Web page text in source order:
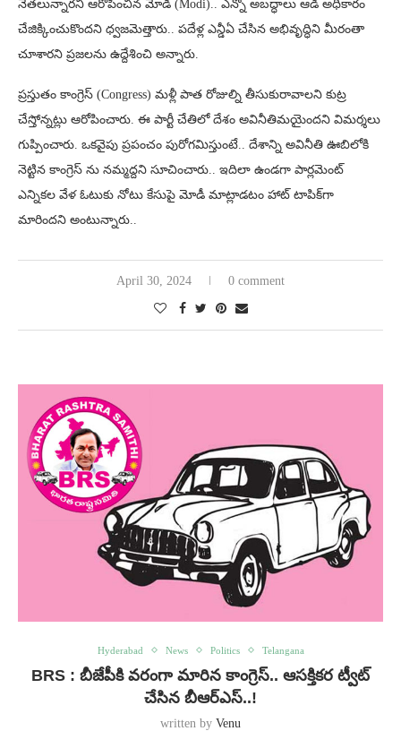
నేతలున్నారని ఆరోపించిన మోడీ (Modi).. ఎన్నో అబద్ధాలు ఆడి అధికారం
చేజిక్కించుకొందని ధ్వజమెత్తారు.. పదేళ్ల ఎన్డీఏ చేసిన అభివృద్ధిని మీరంతా
చూశారని ప్రజలను ఉద్దేశించి అన్నారు.
ప్రస్తుతం కాంగ్రెస్ (Congress) మళ్లీ పాత రోజుల్ని తీసుకురావాలని కుట్ర
చేస్తోన్నట్లు ఆరోపించారు. ఈ పార్టీ చేతిలో దేశం అవినీతిమయైందని విమర్శలు
గుప్పించారు. ఒకవైపు ప్రపంచం పురోగమిస్తుంటే.. దేశాన్ని అవినీతి ఊబిలోకి
నెట్టిన కాంగ్రెస్ ను నమ్మద్దని సూచించారు.. ఇదిలా ఉండగా పార్లమెంట్
ఎన్నికల వేళ ఓటుకు నోటు కేసుపై మోడీ మాట్లాడటం హాట్ టాపిక్‌గా
మారిందని అంటున్నారు..
April 30, 2024 0 comment
Hyderabad News Politics Telangana
BRS : బీజేపీకి వరంగా మారిన కాంగ్రెస్.. ఆసక్తికర ట్వీట్
చేసిన బీఆర్ఎస్..!
written by Venu